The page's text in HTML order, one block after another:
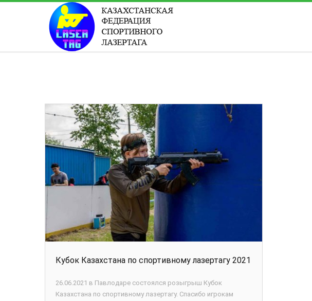
АВТОРИЗАЦИЯ НА САЙТЕ ПОСЛЕДНЕЕ
Кубок Казахстана по спортивному лазертагу 2021
26.06.2021 в Павлодаре состоялся розыгрыш Кубок
Казахстана по спортивному лазертагу. Спасибо игрокам